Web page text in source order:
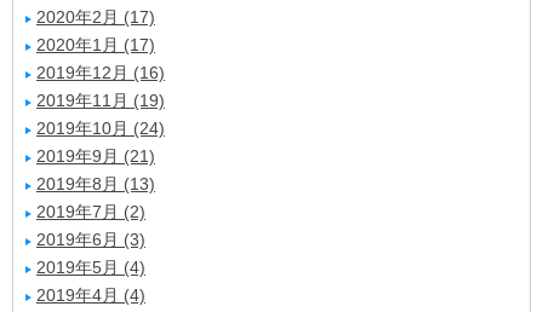
2020年2月 (17)
2020年1月 (17)
2019年12月 (16)
2019年11月 (19)
2019年10月 (24)
2019年9月 (21)
2019年8月 (13)
2019年7月 (2)
2019年6月 (3)
2019年5月 (4)
2019年4月 (4)